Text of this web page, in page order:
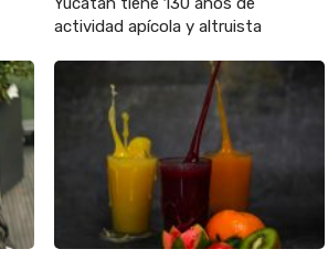
actividad apícola y altruista